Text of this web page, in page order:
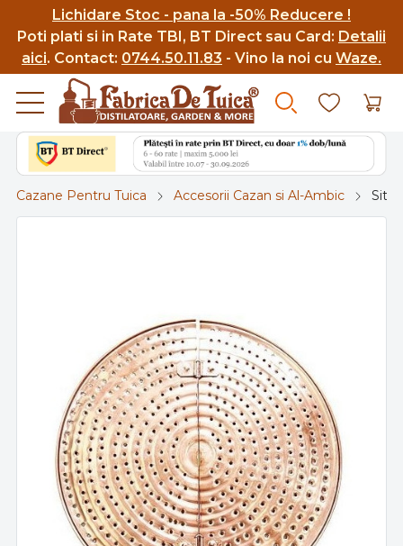
Lichidare Stoc - pana la -50% Reducere !
Poti plati si in Rate TBI, BT Direct sau Card: Detalii
aici. Contact: 0744.50.11.83 - Vino la noi cu Waze.
Cazane Pentru Tuica Accesorii Cazan si Al-Ambic Sita